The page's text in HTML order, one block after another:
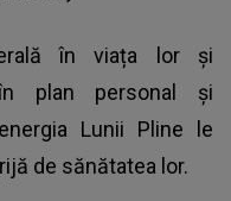
în viața lor și
plan personal și
Lunii Pline le
de sănătatea lor.